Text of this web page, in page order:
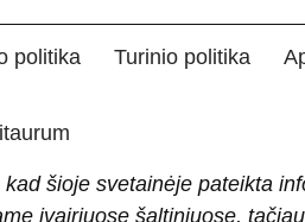
politika Turinio politika
šioje svetainėje pateikta
įvairiuose šaltiniuose,